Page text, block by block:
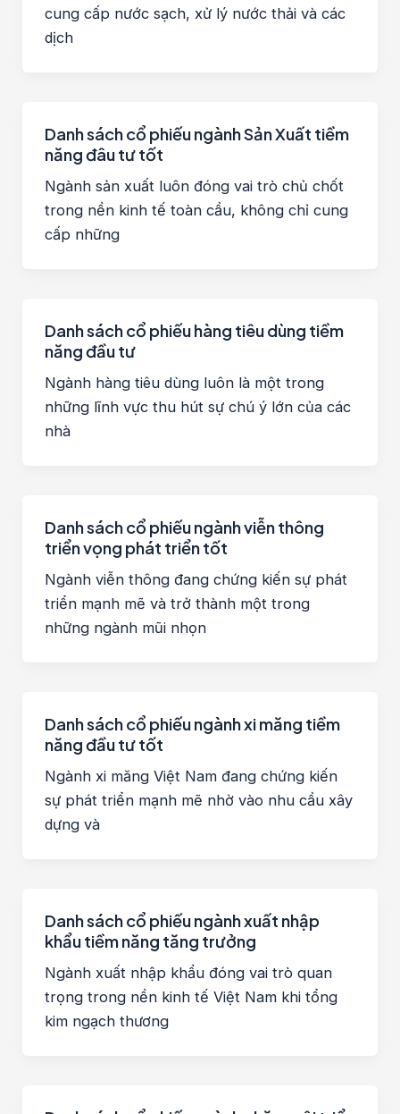
cung cấp nước sạch, xử lý nước thải và các
dịch
Danh sách cổ phiếu ngành Sản Xuất tiềm
năng đâu tư tốt
Ngành sản xuất luôn đóng vai trò chủ chốt
trong nền kinh tế toàn cầu, không chỉ cung
cấp những
Danh sách cổ phiếu hàng tiêu dùng tiềm
năng đầu tư
Ngành hàng tiêu dùng luôn là một trong
những lĩnh vực thu hút sự chú ý lớn của các
nhà
Danh sách cổ phiếu ngành viễn thông
triển vọng phát triển tốt
Ngành viễn thông đang chứng kiến sự phát
triển mạnh mẽ và trở thành một trong
những ngành mũi nhọn
Danh sách cổ phiếu ngành xi măng tiềm
năng đầu tư tốt
Ngành xi măng Việt Nam đang chứng kiến
sự phát triển mạnh mẽ nhờ vào nhu cầu xây
dựng và
Danh sách cổ phiếu ngành xuất nhập
khẩu tiềm năng tăng trưởng
Ngành xuất nhập khẩu đóng vai trò quan
trọng trong nền kinh tế Việt Nam khi tổng
kim ngạch thương